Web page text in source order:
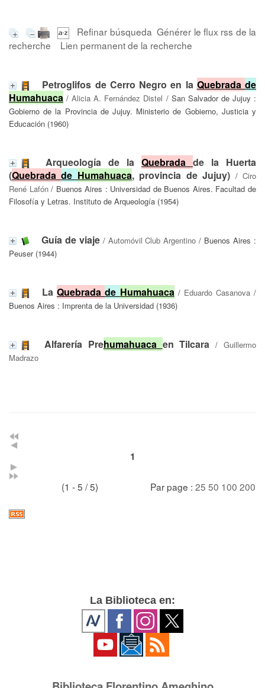
Refinar búsqueda Générer le flux rss de la
recherche
Lien permanent de la recherche
Petroglifos de Cerro Negro en la Quebrada de
Humahuaca /Alicia A. Fernández Distel / San Salvador de Jujuy :
Gobierno de la Provincia de Jujuy. Ministerio de Gobierno, Justicia y
Educación (1960)
Arqueología de la Quebrada de la Huerta
(Quebradade Humahuaca, provincia de Jujuy) /Ciro
René Lafón/ Buenos Aires : Universidad de Buenos Aires. Facultad de
Filosofía y Letras. Instituto de Arqueología (1954)
Guía de viaje/ Automóvil Club Argentino / Buenos Aires :
Peuser (1944)
LaQuebradade Humahuaca/ Eduardo Casanova/
Buenos Aires : Imprenta de la Universidad (1936)
Alfarería Prehumahuaca en Tilcara /Guillermo
Madrazo
1
(1 - 5 / 5) Par page : 25 50 100 200
La Biblioteca en: